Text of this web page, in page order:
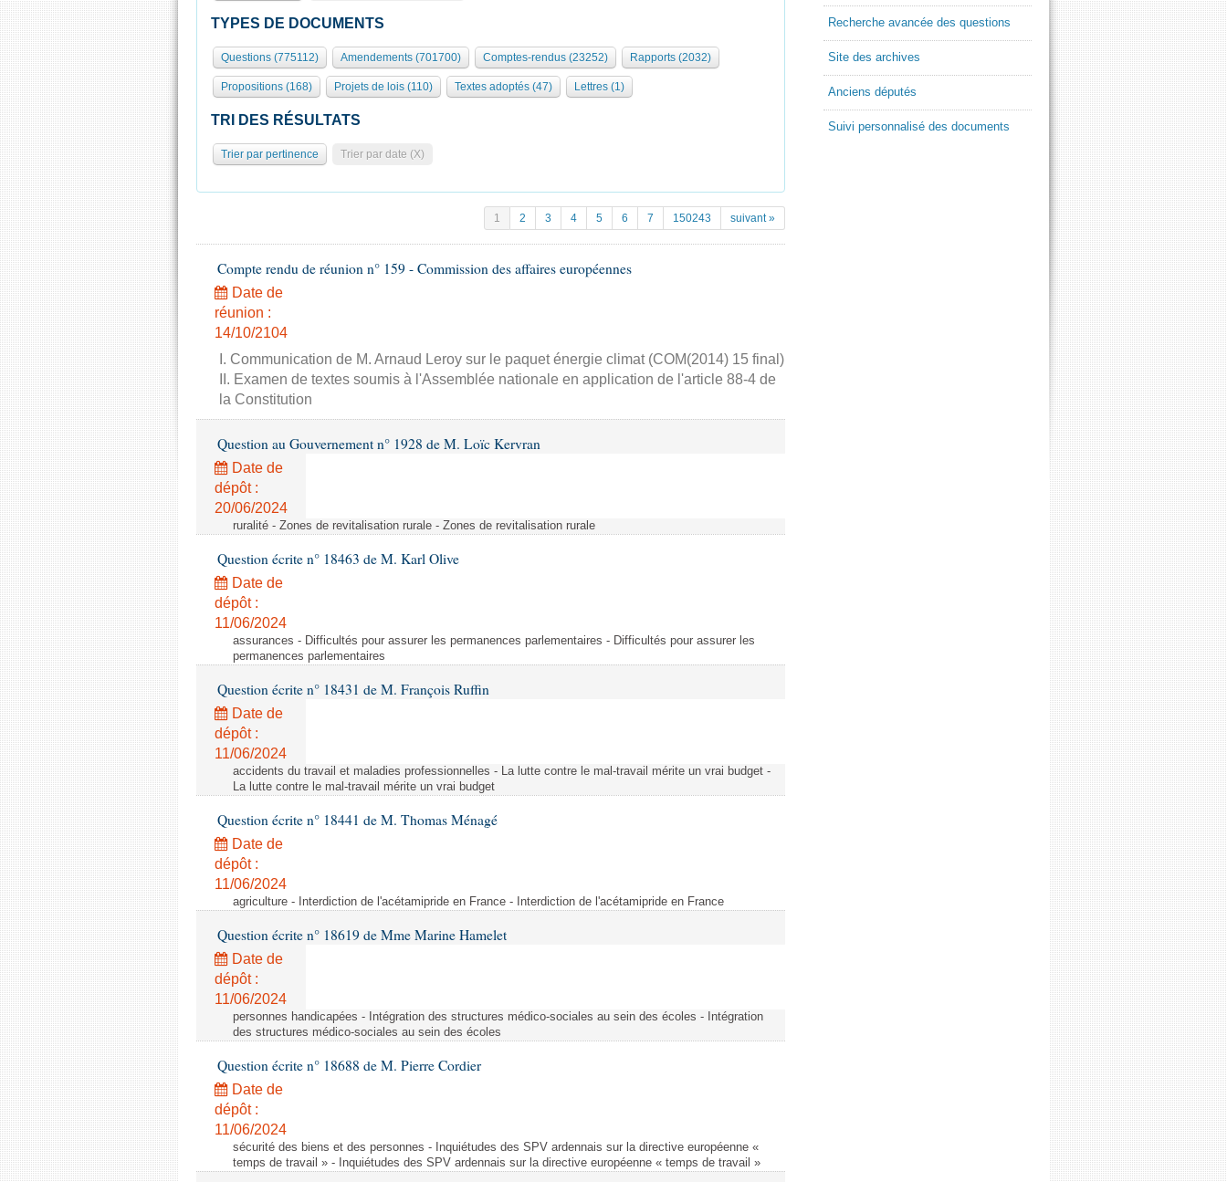
TYPES DE DOCUMENTS
Questions (775112) Amendements (701700) Comptes-rendus (23252) Rapports (2032)
Propositions (168) Projets de lois (110) Textes adoptés (47) Lettres (1)
TRI DES RÉSULTATS
Trier par pertinence Trier par date (X)
1 2 3 4 5 6 7 150243 suivant »
Compte rendu de réunion n° 159 - Commission des affaires européennes
Date de
réunion :
14/10/2104
I. Communication de M. Arnaud Leroy sur le paquet énergie climat (COM(2014) 15 final)
II. Examen de textes soumis à l'Assemblée nationale en application de l'article 88-4 de
la Constitution
Question au Gouvernement n° 1928 de M. Loïc Kervran
Date de
dépôt :
20/06/2024
ruralité - Zones de revitalisation rurale - Zones de revitalisation rurale
Question écrite n° 18463 de M. Karl Olive
Date de
dépôt :
11/06/2024
assurances - Difficultés pour assurer les permanences parlementaires - Difficultés pour assurer les
permanences parlementaires
Question écrite n° 18431 de M. François Ruffin
Date de
dépôt :
11/06/2024
accidents du travail et maladies professionnelles - La lutte contre le mal-travail mérite un vrai budget -
La lutte contre le mal-travail mérite un vrai budget
Question écrite n° 18441 de M. Thomas Ménagé
Date de
dépôt :
11/06/2024
agriculture - Interdiction de l'acétamipride en France - Interdiction de l'acétamipride en France
Question écrite n° 18619 de Mme Marine Hamelet
Date de
dépôt :
11/06/2024
personnes handicapées - Intégration des structures médico-sociales au sein des écoles - Intégration
des structures médico-sociales au sein des écoles
Question écrite n° 18688 de M. Pierre Cordier
Date de
dépôt :
11/06/2024
sécurité des biens et des personnes - Inquiétudes des SPV ardennais sur la directive européenne «
temps de travail » - Inquiétudes des SPV ardennais sur la directive européenne « temps de travail »
Recherche avancée des questions
Site des archives
Anciens députés
Suivi personnalisé des documents